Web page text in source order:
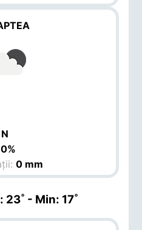
0%
0 mm
23˚ - Min: 17˚